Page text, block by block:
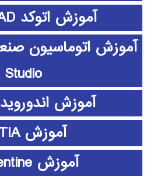
آموزش اتوکد AUTOCAD
Studio
آموزش اندوروید android
آموزش CATIA
آموزش clementine